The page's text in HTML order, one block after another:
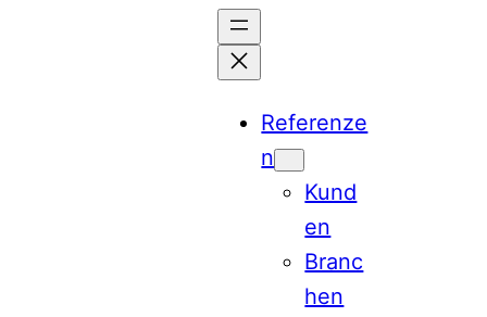
Referenze
n
Kund
en
Branc
hen